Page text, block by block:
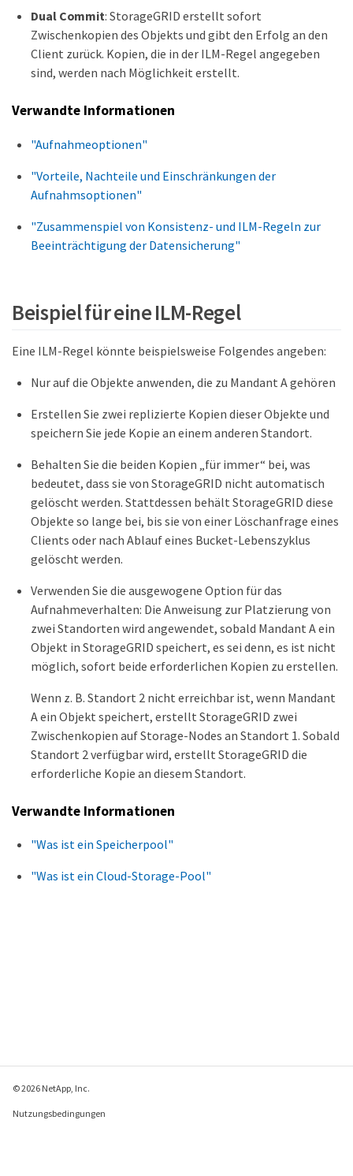
Dual Commit: StorageGRID erstellt sofort
Zwischenkopien des Objekts und gibt den Erfolg an den
Client zurück. Kopien, die in der ILM-Regel angegeben
sind, werden nach Möglichkeit erstellt.
Verwandte Informationen
"Aufnahmeoptionen"
"Vorteile, Nachteile und Einschränkungen der
Aufnahmsoptionen"
"Zusammenspiel von Konsistenz- und ILM-Regeln zur
Beeinträchtigung der Datensicherung"
Beispiel für eine ILM-Regel
Eine ILM-Regel könnte beispielsweise Folgendes angeben:
Nur auf die Objekte anwenden, die zu Mandant A gehören
Erstellen Sie zwei replizierte Kopien dieser Objekte und
speichern Sie jede Kopie an einem anderen Standort.
Behalten Sie die beiden Kopien „für immer“ bei, was
bedeutet, dass sie von StorageGRID nicht automatisch
gelöscht werden. Stattdessen behält StorageGRID diese
Objekte so lange bei, bis sie von einer Löschanfrage eines
Clients oder nach Ablauf eines Bucket-Lebenszyklus
gelöscht werden.
Verwenden Sie die ausgewogene Option für das
Aufnahmeverhalten: Die Anweisung zur Platzierung von
zwei Standorten wird angewendet, sobald Mandant A ein
Objekt in StorageGRID speichert, es sei denn, es ist nicht
möglich, sofort beide erforderlichen Kopien zu erstellen.
Wenn z. B. Standort 2 nicht erreichbar ist, wenn Mandant
A ein Objekt speichert, erstellt StorageGRID zwei
Zwischenkopien auf Storage-Nodes an Standort 1. Sobald
Standort 2 verfügbar wird, erstellt StorageGRID die
erforderliche Kopie an diesem Standort.
Verwandte Informationen
"Was ist ein Speicherpool"
"Was ist ein Cloud-Storage-Pool"
© 2026 NetApp, Inc.
Nutzungsbedingungen